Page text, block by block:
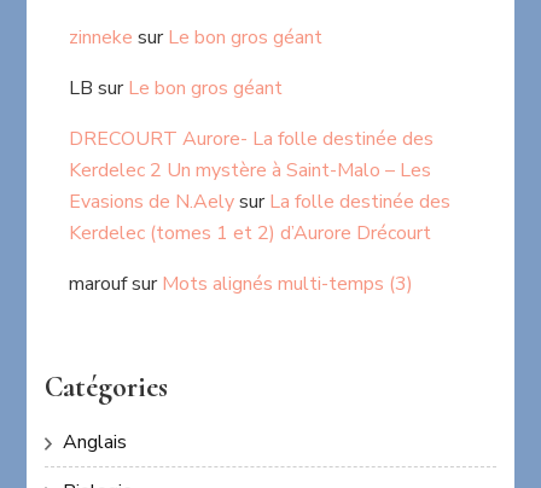
zinneke surLe bon gros géant
LB surLe bon gros géant
DRECOURT Aurore- La folle destinée des
Kerdelec 2 Un mystère à Saint-Malo – Les
Evasions de N.AelysurLa folle destinée des
Kerdelec (tomes 1 et 2) d’Aurore Drécourt
maroufsurMots alignés multi-temps (3)
Catégories
Anglais